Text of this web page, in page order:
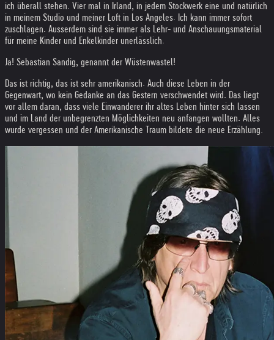
ich überall stehen. Vier mal in Irland, in jedem Stockwerk eine und natürlich
in meinem Studio und meiner Loft in Los Angeles. Ich kann immer sofort
zuschlagen. Ausserdem sind sie immer als Lehr- und Anschauungsmaterial
für meine Kinder und Enkelkinder unerlässlich.
Ja! Sebastian Sandig, genannt der Wüstenwastel!
Das ist richtig, das ist sehr amerikanisch. Auch diese Leben in der
Gegenwart, wo kein Gedanke an das Gestern verschwendet wird. Das liegt
vor allem daran, dass viele Einwanderer ihr altes Leben hinter sich lassen
und im Land der unbegrenzten Möglichkeiten neu anfangen wollten. Alles
wurde vergessen und der Amerikanische Traum bildete die neue Erzählung.